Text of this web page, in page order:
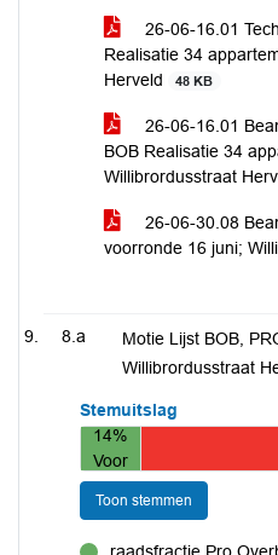
26-06-16.01
Realisatie 34
Herveld
48 KB
26-06-16.01
BOB Realisatie 34
Willibrordusstraat
26-06-30.08
voorronde 16 juni;
8.a
Motie Lijst BOB,
Willibrordusstraat
Stemuitslag
14%
Voor
Toon stemmen